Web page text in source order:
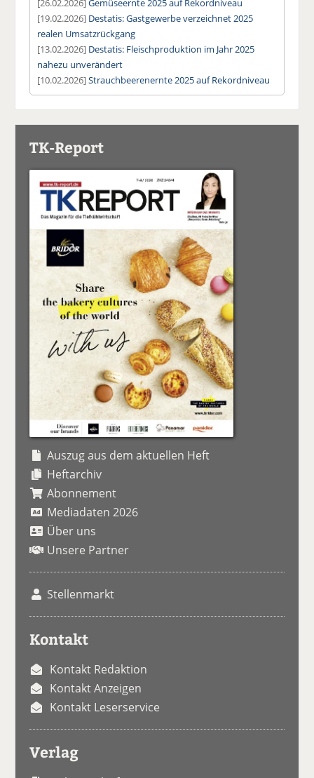
[26.02.2026]Gemüseernte 2025 auf Rekordniveau
[19.02.2026] Destatis: Gastgewerbe verzeichnet 2025
realen Umsatzrückgang
[13.02.2026] Destatis: Fleischproduktion im Jahr 2025
nahezu unverändert
[10.02.2026]Strauchbeerenernte 2025 auf Rekordniveau
TK-Report
Auszug aus dem aktuellen Heft
Heftarchiv
Abonnement
Mediadaten 2026
Über uns
Unsere Partner
Stellenmarkt
Kontakt
Kontakt Redaktion
Kontakt Anzeigen
Kontakt Leserservice
Verlag